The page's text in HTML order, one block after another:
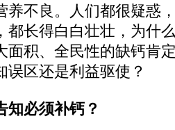
养不良。人们都很疑惑
都长得白白壮壮，为什
面积、全民性的缺钙肯
误区还是利益驱使？
知必须补钙？